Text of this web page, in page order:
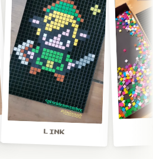
LINK